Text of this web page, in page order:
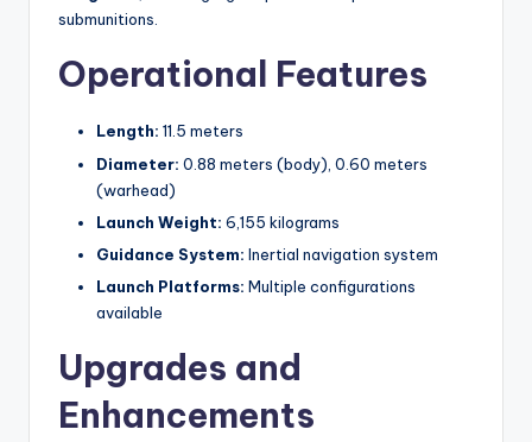
submunitions.
Operational Features
Length: 11.5 meters
Diameter: 0.88 meters (body), 0.60 meters
(warhead)
Launch Weight: 6,155 kilograms
Guidance System: Inertial navigation system
Launch Platforms: Multiple configurations
available
Upgrades and
Enhancements